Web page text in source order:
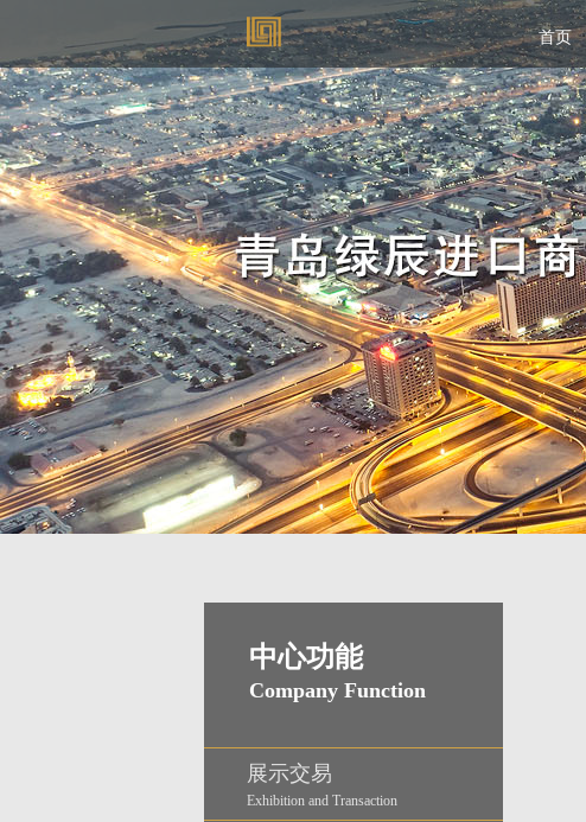
首页
中心功能
Company Function
展示交易
Exhibition and Transaction